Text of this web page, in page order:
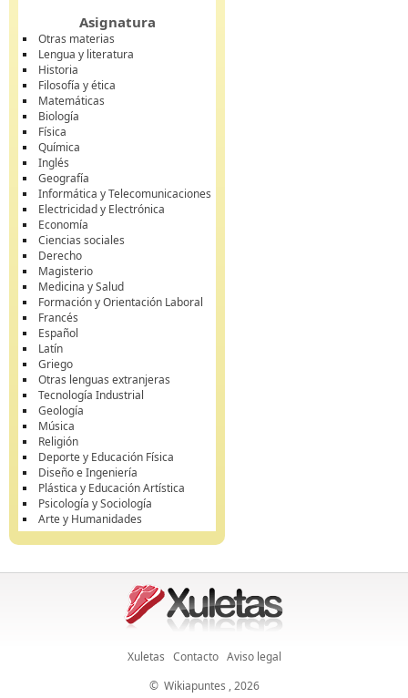
Asignatura
Otras materias
Lengua y literatura
Historia
Filosofía y ética
Matemáticas
Biología
Física
Química
Inglés
Geografía
Informática y Telecomunicaciones
Electricidad y Electrónica
Economía
Ciencias sociales
Derecho
Magisterio
Medicina y Salud
Formación y Orientación Laboral
Francés
Español
Latín
Griego
Otras lenguas extranjeras
Tecnología Industrial
Geología
Música
Religión
Deporte y Educación Física
Diseño e Ingeniería
Plástica y Educación Artística
Psicología y Sociología
Arte y Humanidades
Xuletas Contacto Aviso legal
© Wikiapuntes , 2026